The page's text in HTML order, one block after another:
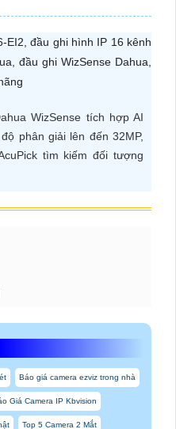
WizSense tích hợp AI
phân giải lên đến 32MP,
tìm kiếm đối tượng
Báo giá camera ezviz trong nhà
Giá Camera IP Kbvision
Top 5 Camera 2 Mắt